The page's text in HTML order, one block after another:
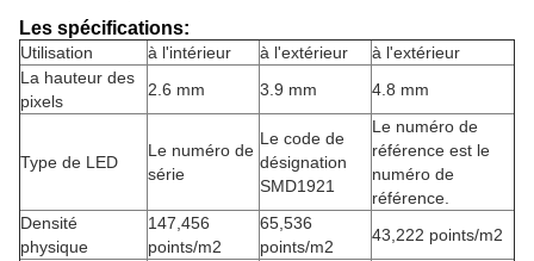
Les spécifications:
Utilisation à l'intérieur à l'extérieur
à l'extérieur
La hauteur des
pixels
2.6 mm 3.9 mm 4.8 mm
Type de LED
Le numéro de
série
Le code de
désignation
SMD1921
Le numéro de
référence est le
numéro de
référence.
Densité
physique
147,456
points/m2
65,536
points/m2
43,222 points/m2